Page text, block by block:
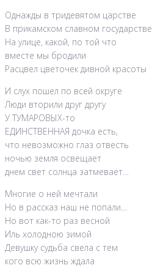
Однажды в тридевятом царстве
В прикамском славном государстве
На улице, какой, по той что
вместе мы бродили
Расцвел цветочек дивной красоты
И слух пошел по всей округе
Люди вторили друг другу
У ТУМАРОВЫХ-то
ЕДИНСТВЕННАЯ дочка есть,
что невозможно глаз отвесть
ночью земля освещает
днем свет солнца затмевает…
Многие о ней мечтали
Но в рассказ наш не попали…
Но вот как-то раз весной
Иль холодною зимой
Девушку судьба свела с тем
кого всю жизнь ждала